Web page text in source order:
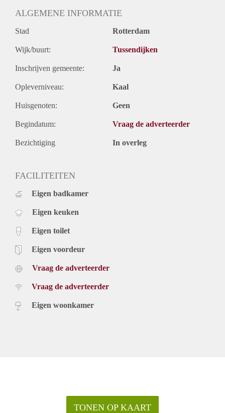
ALGEMENE INFORMATIE
Stad Rotterdam
Wijk/buurt: Tussendijken
Inschrijven gemeente: Ja
Opleverniveau: Kaal
Huisgenoten: Geen
Begindatum: Vraag de adverteerder
Bezichtiging In overleg
FACILITEITEN
Eigen badkamer
Eigen keuken
Eigen toilet
Eigen voordeur
Vraag de adverteerder
Vraag de adverteerder
Eigen woonkamer
TONEN OP KAART